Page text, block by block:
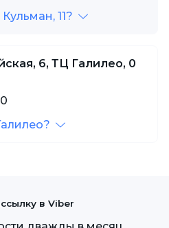
11?
6, ТЦ Галилео, 0
в Viber